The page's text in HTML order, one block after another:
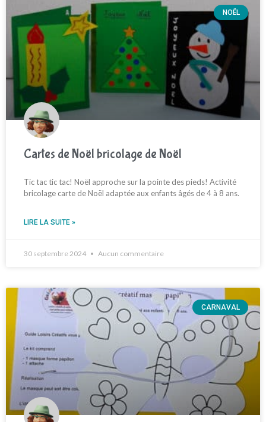
NOËL
Cartes de Noël bricolage de Noël
Tic tac tic tac! Noël approche sur la pointe des pieds! Activité
bricolage carte de Noël adaptée aux enfants âgés de 4 à 8 ans.
LIRE LA SUITE »
30 septembre 2024 Aucun commentaire
CARNAVAL